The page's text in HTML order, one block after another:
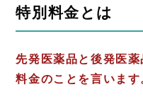
特別料金とは
先発医薬品と後発医
料金のことを言います